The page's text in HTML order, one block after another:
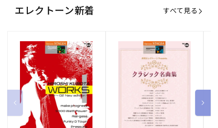
エレクトーン新着 すべて見る